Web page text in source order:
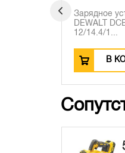
Зарядное
DEWALT
12/14.4/1...
В